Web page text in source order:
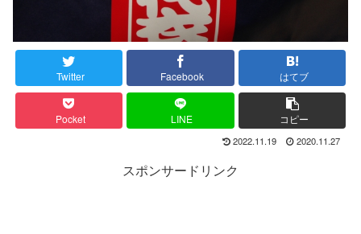
Twitter Facebook はてブ
Pocket LINE コピー
2022.11.19 2020.11.27
スポンサードリンク